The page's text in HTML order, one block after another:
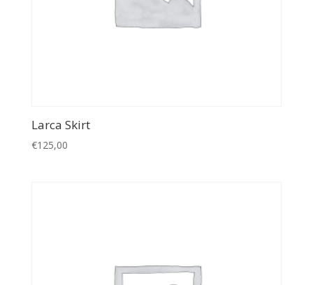
Larca Skirt
€125,00